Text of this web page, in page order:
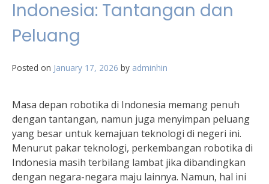
Indonesia: Tantangan dan
Peluang
Posted on January 17, 2026 by adminhin
Masa depan robotika di Indonesia memang penuh
dengan tantangan, namun juga menyimpan peluang
yang besar untuk kemajuan teknologi di negeri ini.
Menurut pakar teknologi, perkembangan robotika di
Indonesia masih terbilang lambat jika dibandingkan
dengan negara-negara maju lainnya. Namun, hal ini